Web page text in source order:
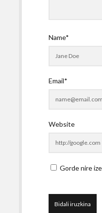
Name*
Email*
Website
Gorde nire